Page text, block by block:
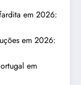
em 2026:
em 2026:
em